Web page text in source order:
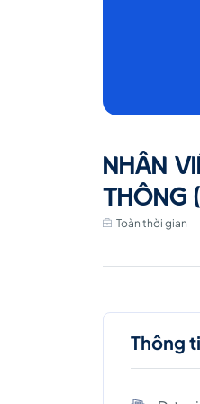
NHÂN
THÔNG
Toàn thời gian
Thông